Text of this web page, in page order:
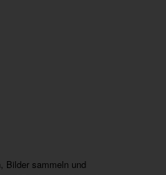
Bilder sammeln und